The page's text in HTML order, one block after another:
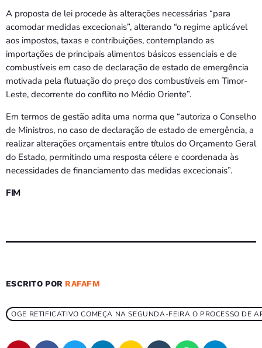
A proposta de lei procede às alterações necessárias “para
acomodar medidas excecionais”, alterando “o regime aplicável
aos impostos, taxas e contribuições, contemplando as
importações de principais alimentos básicos essenciais e de
combustíveis em caso de declaração de estado de emergência
motivada pela flutuação do preço dos combustíveis em Timor-
Leste, decorrente do conflito no Médio Oriente”.
Em termos de gestão adita uma norma que “autoriza o Conselho
de Ministros, no caso de declaração de estado de emergência, a
realizar alterações orçamentais entre títulos do Orçamento Geral
do Estado, permitindo uma resposta célere e coordenada às
necessidades de financiamento das medidas excecionais”.
FIM
ESCRITO POR RAFAFM
OGE RETIFICATIVO COMEÇA NA SEGUNDA-FEIRA O PROCESSO DE